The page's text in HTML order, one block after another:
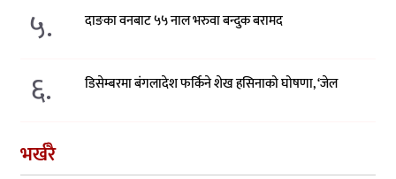
५. दाङका वनबाट ५५ नाल भरुवा बन्दुक बरामद
६. डिसेम्बरमा बंगलादेश फर्किने शेख हसिनाको घोषणा, ‘जेल
भर्खरै